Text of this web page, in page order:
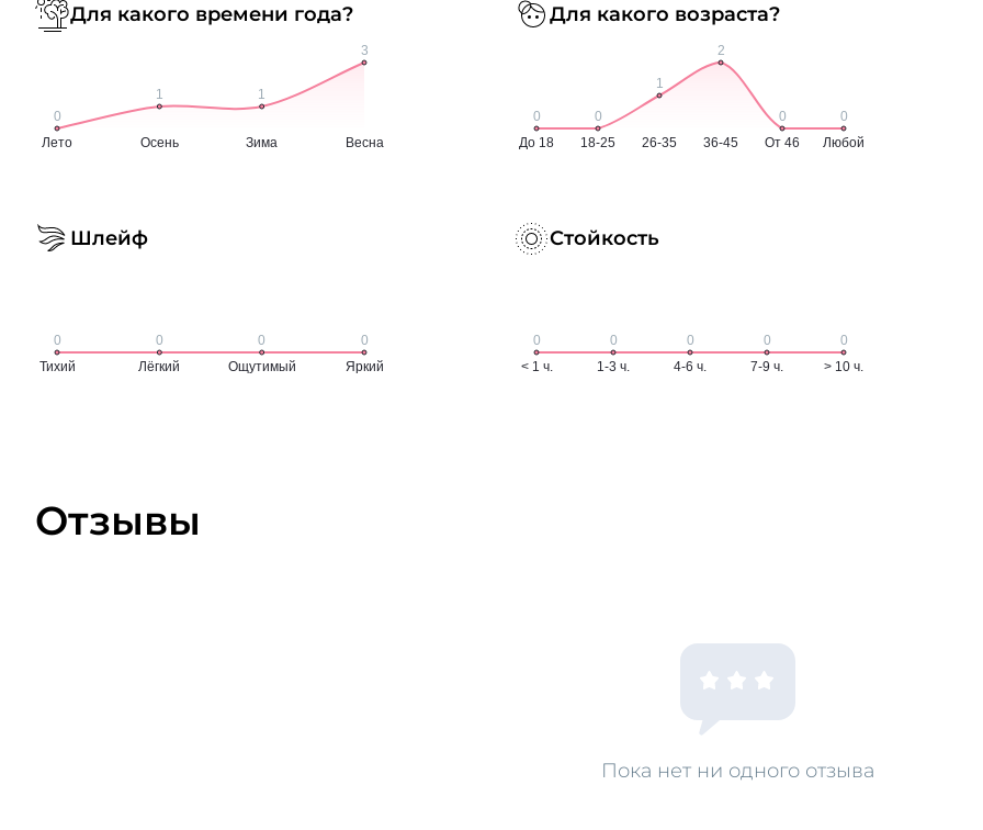
Для какого времени года? Для какого возраста?
Шлейф Стойкость
Отзывы
Пока нет ни одного отзыва